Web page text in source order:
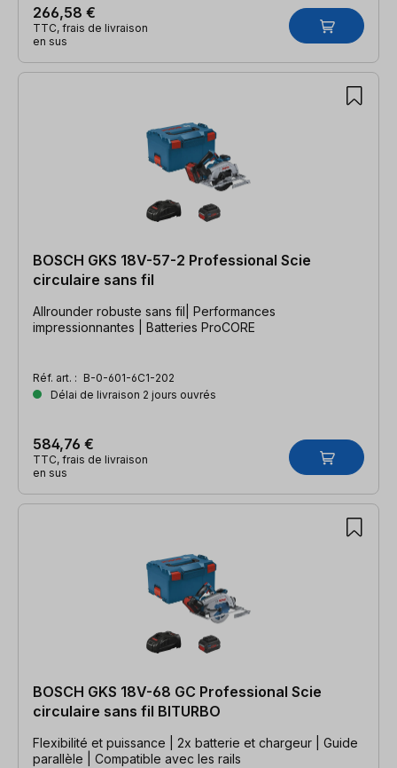
266,58 €
TTC, frais de livraison
en sus
BOSCH GKS 18V-57-2 Professional Scie
circulaire sans fil
Allrounder robuste sans fil| Performances
impressionnantes | Batteries ProCORE
Réf. art. : B-0-601-6C1-202
Délai de livraison 2 jours ouvrés
584,76 €
TTC, frais de livraison
en sus
BOSCH GKS 18V-68 GC Professional Scie
circulaire sans fil BITURBO
Flexibilité et puissance | 2x batterie et chargeur | Guide
parallèle | Compatible avec les rails